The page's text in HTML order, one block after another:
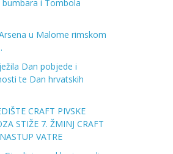
i Tombola
u Malome rimskom
Dan pobjede i
te Dan hrvatskih
CRAFT PIVSKE
STIŽE 7. ŽMINJ CRAFT
VATRE